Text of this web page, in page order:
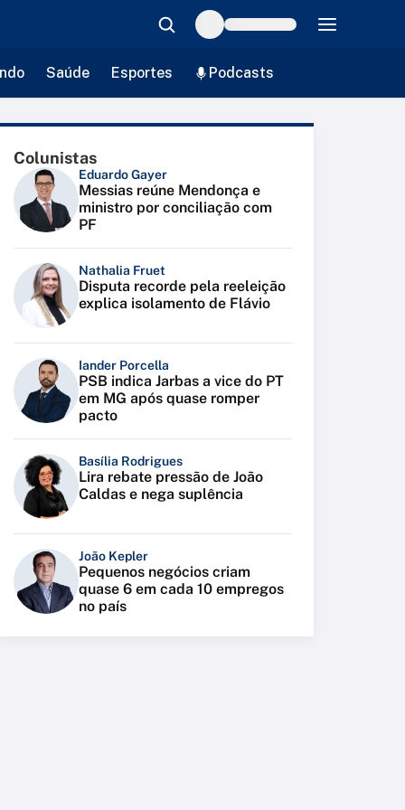
Saúde Esportes Podcasts
Colunistas
Eduardo Gayer
Messias reúne Mendonça e
ministro por conciliação com
PF
Nathalia Fruet
Disputa recorde pela reeleição
explica isolamento de Flávio
Iander Porcella
PSB indica Jarbas a vice do PT
em MG após quase romper
pacto
Basília Rodrigues
Lira rebate pressão de João
Caldas e nega suplência
João Kepler
Pequenos negócios criam
quase 6 em cada 10 empregos
no país